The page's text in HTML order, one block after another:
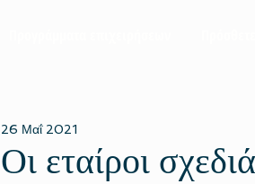
Οι εταίροι
26 Μαΐ 2021